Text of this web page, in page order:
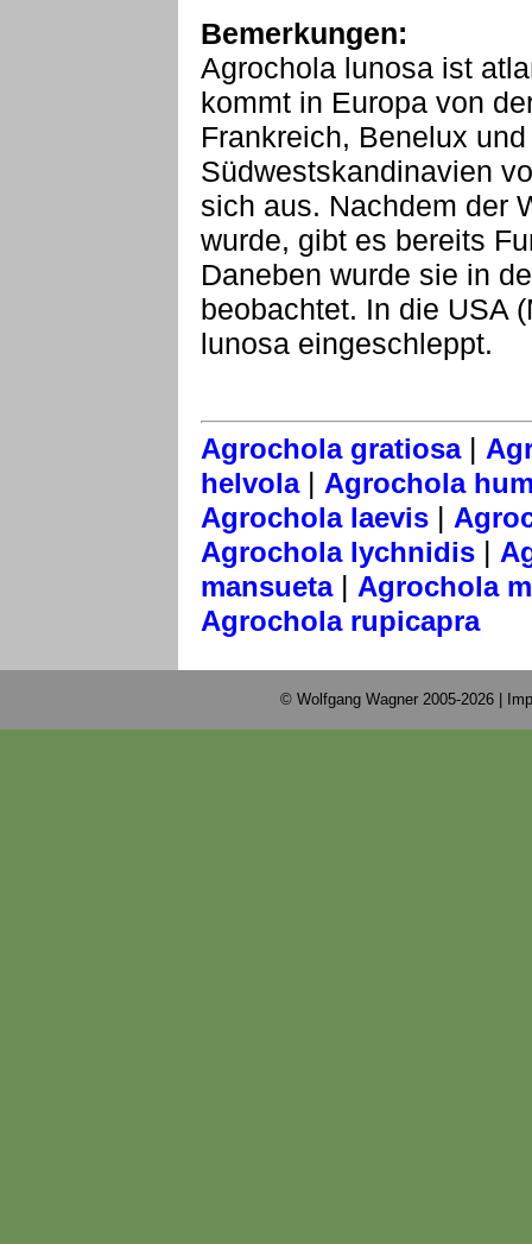
Bemerkungen:
Agrochola lunosa ist
kommt in Europa von
Frankreich, Benelux
Südwestskandinavien
sich aus. Nachdem der
wurde, gibt es bereits
Daneben wurde sie in
beobachtet. In die USA
lunosa eingeschleppt.
Agrochola gratiosa|
helvola| Agrochola
Agrochola laevis |
Agrochola lychnidis |
mansueta| Agrochola
Agrochola rupicapra
© Wolfgang Wagner 2005-2026 |